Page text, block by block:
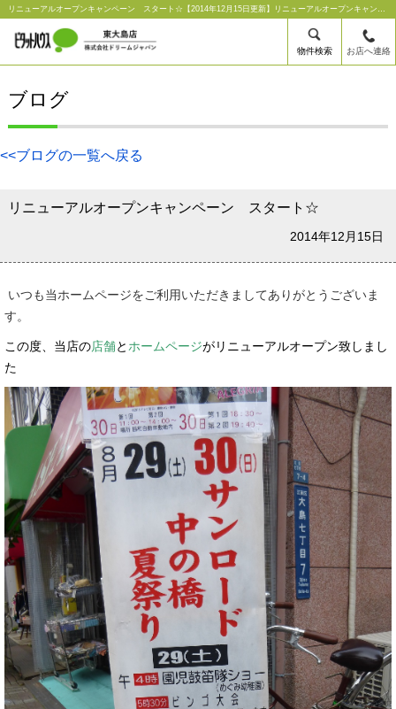
リニューアルオープンキャンペーン スタート☆【2014年12月15日更新】リニューアルオープンキャンペーン スタート☆｜ピタットハウス東大島店【株式会社ドリームジャパン】
物件検索 お店へ連絡
ブログ
<<ブログの一覧へ戻る
リニューアルオープンキャンペーン スタート☆
2014年12月15日
いつも当ホームページをご利用いただきましてありがとうございま
す。
この度、当店の店舗と ホームページがリニューアルオープン致しまし
た